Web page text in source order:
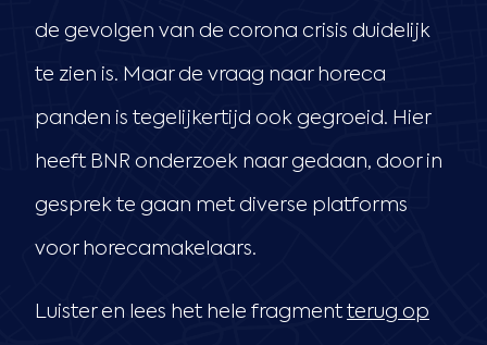
de gevolgen van de corona crisis duidelijk
te zien is. Maar de vraag naar horeca
panden is tegelijkertijd ook gegroeid. Hier
heeft BNR onderzoek naar gedaan, door in
gesprek te gaan met diverse platforms
voor horecamakelaars.
Luister en lees het hele fragment terug op